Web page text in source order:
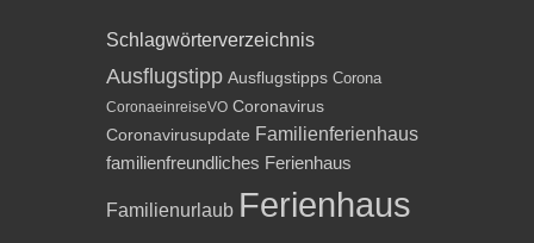
Schlagwörterverzeichnis
Ausflugstipp Ausflugstipps Corona
CoronaeinreiseVO Coronavirus
Coronavirusupdate Familienferienhaus
familienfreundliches Ferienhaus
Familienurlaub Ferienhaus